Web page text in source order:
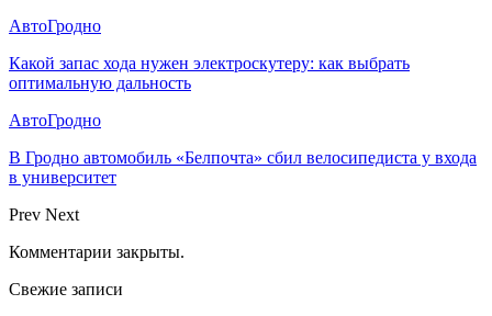
АвтоГродно
Какой запас хода нужен электроскутеру: как выбрать
оптимальную дальность
АвтоГродно
В Гродно автомобиль «Белпочта» сбил велосипедиста у входа
в университет
Prev Next
Комментарии закрыты.
Свежие записи